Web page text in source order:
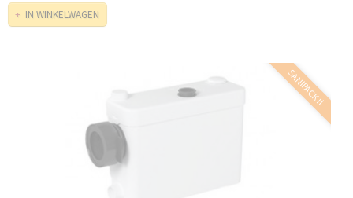
IN WINKELWAGEN
SANIPACK II